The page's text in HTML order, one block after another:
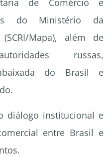
de Comércio e
do Ministério da
Mapa), além de
russas,
do Brasil e
diálogo institucional e
entre Brasil e